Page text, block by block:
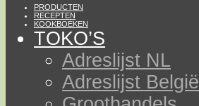
PRODUCTEN
RECEPTEN
KOOKBOEKEN
TOKO’S
Adreslijst NL
Adreslijst België